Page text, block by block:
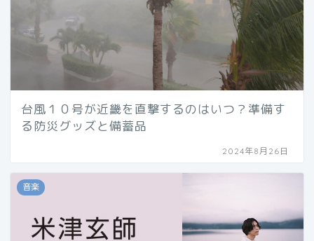
台風１０号が近畿を直撃するのはいつ？準備す
る防災グッズと備蓄品
2024年8月26日
音楽